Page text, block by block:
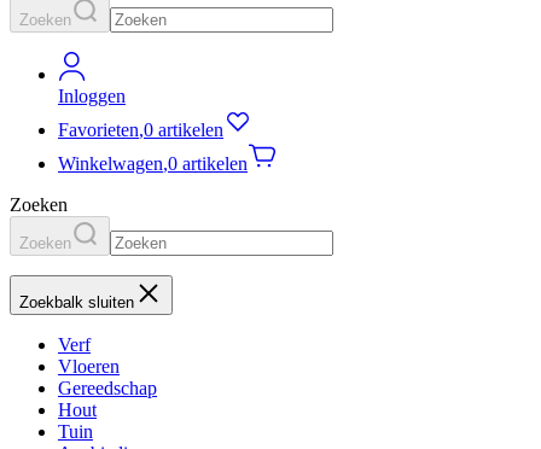
Zoeken
Inloggen
Favorieten,0 artikelen
Winkelwagen,0 artikelen
Zoeken
Zoeken
Zoekbalk sluiten
Verf
Vloeren
Gereedschap
Hout
Tuin